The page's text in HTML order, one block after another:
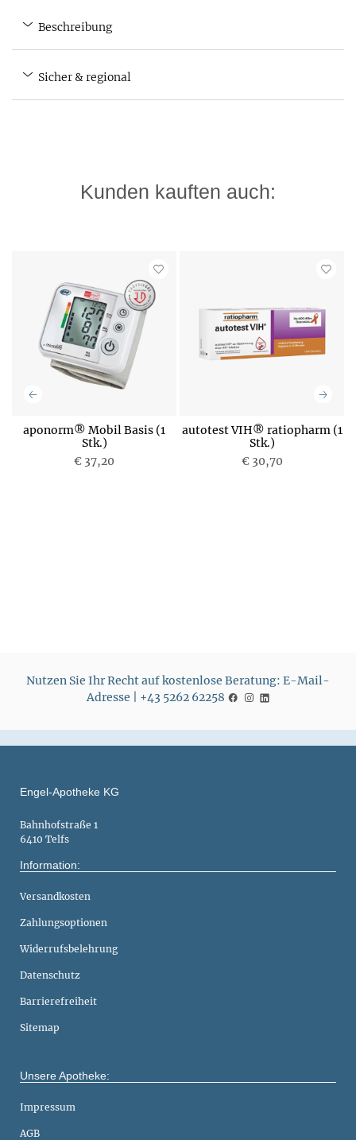
Beschreibung
Sicher & regional
Kunden kauften auch:
aponorm® Mobil Basis (1
Stk.)
€ 37,20
autotest VIH® ratiopharm (1
Stk.)
€ 30,70P
Nutzen Sie Ihr Recht auf kostenlose Beratung: E-Mail-
Adresse | +43 5262 62258
Engel-Apotheke KG
Bahnhofstraße 1
6410 Telfs
Information:
Versandkosten
Zahlungsoptionen
Widerrufsbelehrung
Datenschutz
Barrierefreiheit
Sitemap
Unsere Apotheke:
Impressum
AGB